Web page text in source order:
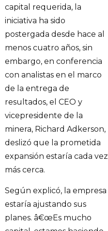
capital requerida, la
iniciativa ha sido
postergada desde hace al
menos cuatro años, sin
embargo, en conferencia
con analistas en el marco
de la entrega de
resultados, el CEO y
vicepresidente de la
minera, Richard Adkerson,
deslizó que la prometida
expansión estaría cada vez
más cerca.
Según explicó, la empresa
estaría ajustando sus
planes. â€œEs mucho